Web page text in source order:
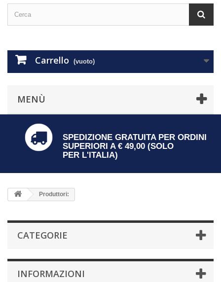
Carrello (vuoto)
MENÙ
SPEDIZIONE GRATUITA PER ORDINI
SUPERIORI A € 49,00 (SOLO
PER L'ITALIA)
Produttori:
CATEGORIE
INFORMAZIONI